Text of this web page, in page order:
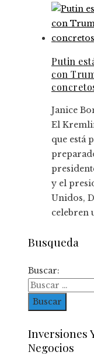
Putin
con
Janice
El
que está
y el
Unidos,
celebren
Busqueda
Buscar:
Inversiones
Negocios